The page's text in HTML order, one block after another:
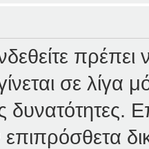
σε λίγα
δυνατότητες.